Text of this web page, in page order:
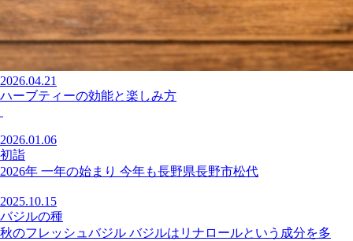
2026.04.21
ハーブティーの効能と楽しみ方
2026.01.06
初詣
2026年 一年の始まり 今年も長野県長野市松代
2025.10.15
バジルの種
秋のフレッシュバジル バジルはリナロールという成分を多